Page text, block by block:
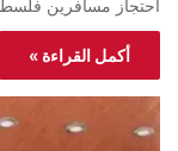
احتجاز مسافرين
أكمل القراءة »